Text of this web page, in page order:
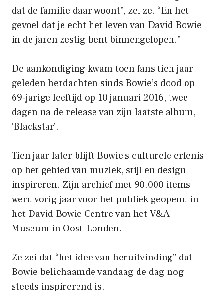
dat de familie daar woont”, zei ze. “En het
gevoel dat je echt het leven van David Bowie
in de jaren zestig bent binnengelopen.”
De aankondiging kwam toen fans tien jaar
geleden herdachten sinds Bowie’s dood op
69-jarige leeftijd op 10 januari 2016, twee
dagen na de release van zijn laatste album,
‘Blackstar’.
Tien jaar later blijft Bowie’s culturele erfenis
op het gebied van muziek, stijl en design
inspireren. Zijn archief met 90.000 items
werd vorig jaar voor het publiek geopend in
het David Bowie Centre van het V&A
Museum in Oost-Londen.
Ze zei dat “het idee van heruitvinding” dat
Bowie belichaamde vandaag de dag nog
steeds inspirerend is.